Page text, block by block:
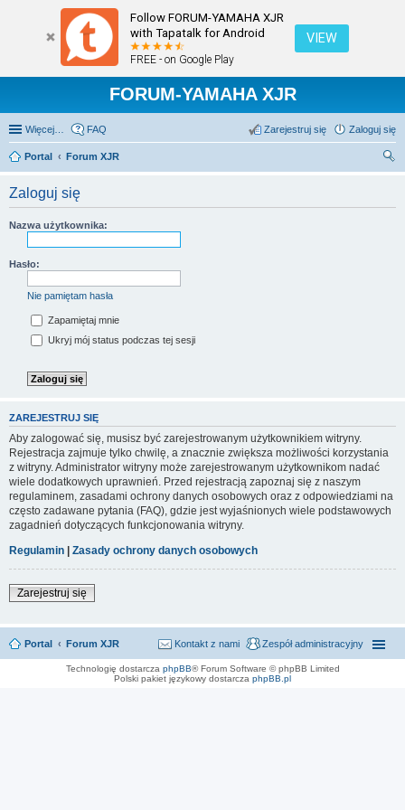
Follow FORUM-YAMAHA XJR
with Tapatalk for Android
FREE - on Google Play
VIEW
FORUM-YAMAHA XJR
Więcej… FAQ Zaloguj się
Zarejestruj się
Portal
Forum XJR
Zaloguj się
Nazwa użytkownika:
Hasło:
Nie pamiętam hasła
Zapamiętaj mnie
Ukryj mój status podczas tej sesji
ZAREJESTRUJ SIĘ
Aby zalogować się, musisz być zarejestrowanym użytkownikiem witryny.
Rejestracja zajmuje tylko chwilę, a znacznie zwiększa możliwości korzystania
z witryny. Administrator witryny może zarejestrowanym użytkownikom nadać
wiele dodatkowych uprawnień. Przed rejestracją zapoznaj się z naszym
regulaminem, zasadami ochrony danych osobowych oraz z odpowiedziami na
często zadawane pytania (FAQ), gdzie jest wyjaśnionych wiele podstawowych
zagadnień dotyczących funkcjonowania witryny.
Regulamin
Zasady ochrony danych osobowych
Zarejestruj się
Portal Forum XJR Zespół administracyjny
Kontakt z nami
Technologię dostarcza phpBB® Forum Software © phpBB Limited
Polski pakiet językowy dostarcza phpBB.pl